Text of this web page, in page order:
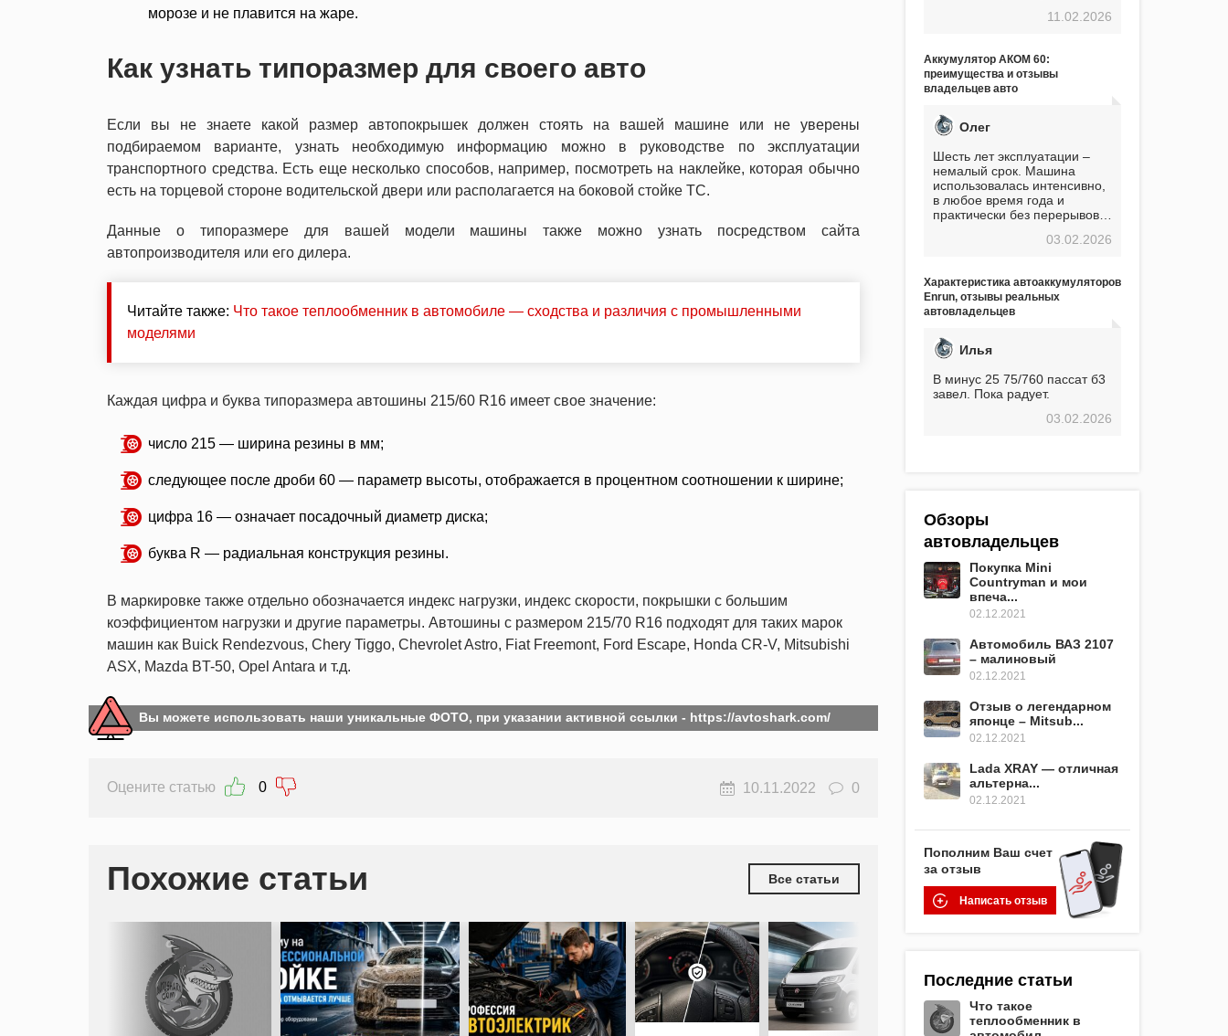
морозе и не плавится на жаре.
Как узнать типоразмер для своего авто
Если вы не знаете какой размер автопокрышек должен стоять на вашей машине или не уверены
подбираемом варианте, узнать необходимую информацию можно в руководстве по эксплуатации
транспортного средства. Есть еще несколько способов, например, посмотреть на наклейке, которая обычно
есть на торцевой стороне водительской двери или располагается на боковой стойке ТС.
Данные о типоразмере для вашей модели машины также можно узнать посредством сайта
автопроизводителя или его дилера.
Читайте также: Что такое теплообменник в автомобиле — сходства и различия с промышленными
моделями
Каждая цифра и буква типоразмера автошины 215/60 R16 имеет свое значение:
число 215 — ширина резины в мм;
следующее после дроби 60 — параметр высоты, отображается в процентном соотношении к ширине;
цифра 16 — означает посадочный диаметр диска;
буква R — радиальная конструкция резины.
В маркировке также отдельно обозначается индекс нагрузки, индекс скорости, покрышки с большим
коэффициентом нагрузки и другие параметры. Автошины с размером 215/70 R16 подходят для таких марок
машин как Buick Rendezvous, Chery Tiggo, Chevrolet Astro, Fiat Freemont, Ford Escape, Honda CR-V, Mitsubishi
ASX, Mazda BT-50, Opel Antara и т.д.
Вы можете использовать наши уникальные ФОТО, при указании активной ссылки - https://avtoshark.com/
Оцените статью 0 10.11.2022 0
Похожие статьи Все статьи
показывает, что данный
стоимость. Долго сомневался
перед приобретением, но в
итоге ни разу не пожалел.
вложение, избавляющее от
головной боли, связанной с
АКБ. Подтверждаю
11.02.2026
Аккумулятор АКОМ 60:
преимущества и отзывы
владельцев авто
Олег
Шесть лет эксплуатации –
немалый срок. Машина
использовалась интенсивно,
в любое время года и
практически без перерывов.
экстремальные морозы,
прогревался, чтобы избежать
проблем. И тем не менее, за
весь период использования
связанной с аккумулятором.
Прекрасный аккумулятор!
Недавно установил новый
АКОМ + EFB 75. Судя по
характеристикам, он даже
превосходит предыдущую
03.02.2026
Характеристика автоаккумуляторов
Enrun, отзывы реальных
автовладельцев
Илья
В минус 25 75/760 пассат б3
завел. Пока радует.
03.02.2026
Обзоры
автовладельцев
Покупка Mini
Countryman и мои
впеча...
02.12.2021
Автомобиль ВАЗ 2107
– малиновый
02.12.2021
Отзыв о легендарном
японце – Mitsub...
02.12.2021
Lada XRAY — отличная
альтерна...
02.12.2021
Пополним Ваш счет
за отзыв
Написать отзыв
Последние статьи
Что такое
теплообменник в